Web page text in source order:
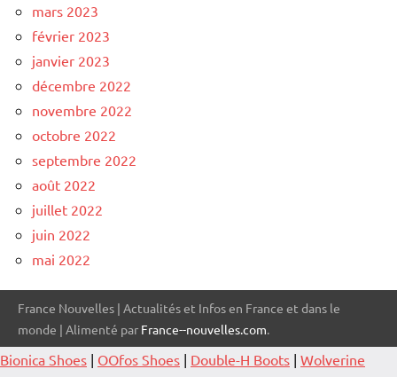
mars 2023
février 2023
janvier 2023
décembre 2022
novembre 2022
octobre 2022
septembre 2022
août 2022
juillet 2022
juin 2022
mai 2022
France Nouvelles | Actualités et Infos en France et dans le
monde | Alimenté par France--nouvelles.com.
Bionica Shoes | OOfos Shoes | Double-H Boots | Wolverine